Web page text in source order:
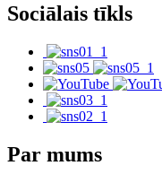
Sociālais tīkls
Par mums